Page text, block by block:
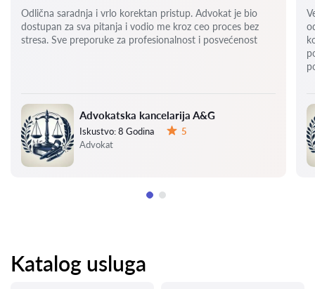
Advokatska kancelarija A&G
Iskustvo:8 Godina
5
Advokat
Odlična saradnja i vrlo korektan pristup. Advokat je bio
dostupan za sva pitanja i vodio me kroz ceo proces bez
stresa. Sve preporuke za profesionalnost i posvećenost
Katalog usluga